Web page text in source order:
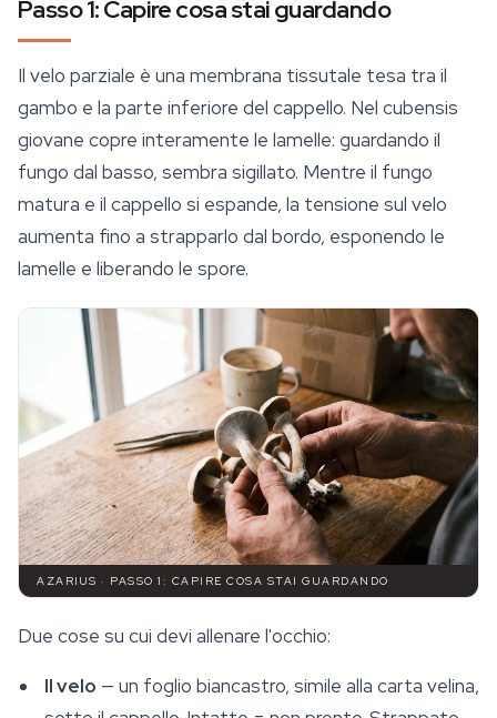
Passo 1: Capire cosa stai guardando
Il velo parziale è una membrana tissutale tesa tra il
gambo e la parte inferiore del cappello. Nel cubensis
giovane copre interamente le lamelle: guardando il
fungo dal basso, sembra sigillato. Mentre il fungo
matura e il cappello si espande, la tensione sul velo
aumenta fino a strapparlo dal bordo, esponendo le
lamelle e liberando le spore.
AZARIUS · PASSO 1: CAPIRE COSA STAI GUARDANDO
Due cose su cui devi allenare l'occhio:
Il velo — un foglio biancastro, simile alla carta velina,